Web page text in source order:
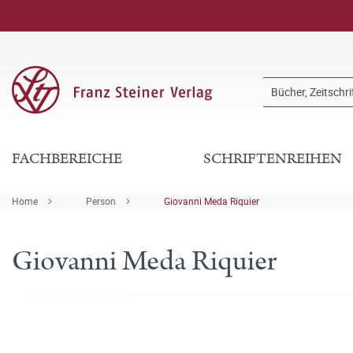
FACHBEREICHE SCHRIFTENREIHEN
Home Person Giovanni Meda Riquier
Giovanni Meda Riquier